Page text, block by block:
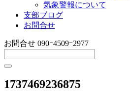
気象警報について
支部ブログ
お問合せ
お問合せ 090ｰ4509ｰ2977
1737469236875